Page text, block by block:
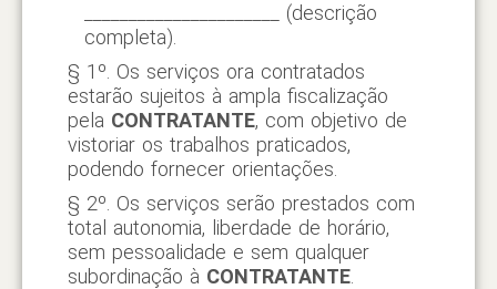
______________________ (descrição
completa).
§ 1º. Os serviços ora contratados
estarão sujeitos à ampla fiscalização
pela CONTRATANTE, com objetivo de
vistoriar os trabalhos praticados,
podendo fornecer orientações.
§ 2º. Os serviços serão prestados com
total autonomia, liberdade de horário,
sem pessoalidade e sem qualquer
subordinação à CONTRATANTE.